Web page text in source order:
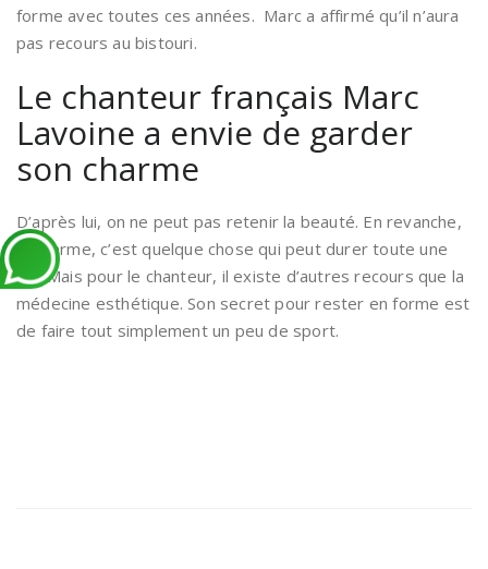
forme avec toutes ces années. Marc a affirmé qu’il n’aura
pas recours au bistouri.
Le chanteur français Marc
Lavoine a envie de garder
son charme
D’après lui, on ne peut pas retenir la beauté. En revanche,
le charme, c’est quelque chose qui peut durer toute une
vie. Mais pour le chanteur, il existe d’autres recours que la
médecine esthétique. Son secret pour rester en forme est
de faire tout simplement un peu de sport.